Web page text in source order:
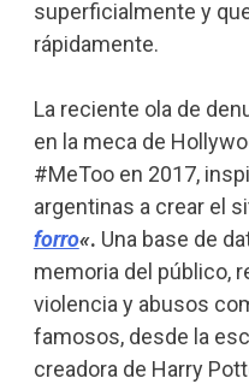
superficialmente y
rápidamente.
La reciente ola de
en la meca de
#MeToo en 2017,
argentinas a crear el
forro«. Una base de
memoria del público,
violencia y abusos
famosos, desde la
creadora de Harry